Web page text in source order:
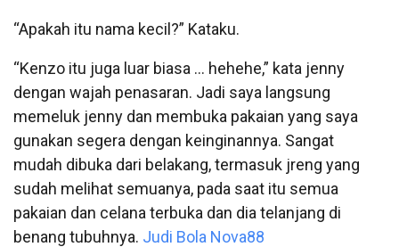
“Apakah itu nama kecil?” Kataku.
“Kenzo itu juga luar biasa … hehehe,” kata jenny
dengan wajah penasaran. Jadi saya langsung
memeluk jenny dan membuka pakaian yang saya
gunakan segera dengan keinginannya. Sangat
mudah dibuka dari belakang, termasuk jreng yang
sudah melihat semuanya, pada saat itu semua
pakaian dan celana terbuka dan dia telanjang di
benang tubuhnya. Judi Bola Nova88